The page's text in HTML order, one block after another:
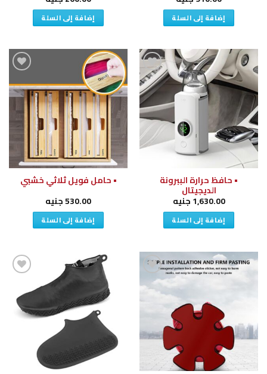
إضافة إلى السلة إضافة إلى السلة
إضافة
إلى
قائمة
الرغبات
• حافظ حرارة الببرونة
الديجيتال
1,630.00جنيه
إضافة إلى السلة
إلى
قائمة
الرغبات
• حامل فويل ثلاثي خشبي
530.00جنيه
إضافة إلى السلة
إضافة
إلى
قائمة قائمة
الرغبات